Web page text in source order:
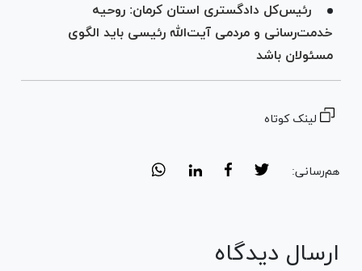
رئیس‌کل دادگستری استان کرمان: روحیه
خدمت‌رسانی و مردمی آیت‌الله رئیسی باید الگوی
مسئولان باشد
لینک کوتاه
هم‌رسانی:
ارسال دیدگاه